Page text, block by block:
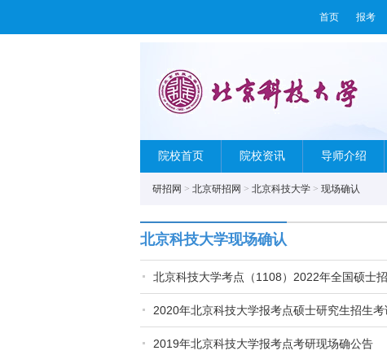
首页 报考
院校首页 院校资讯 导师介绍
研招网 > 北京研招网 > 北京科技大学 > 现场确认
北京科技大学现场确认
北京科技大学考点（1108）2022年全国硕士
2020年北京科技大学报考点硕士研究生招生
2019年北京科技大学报考点考研现场确公告